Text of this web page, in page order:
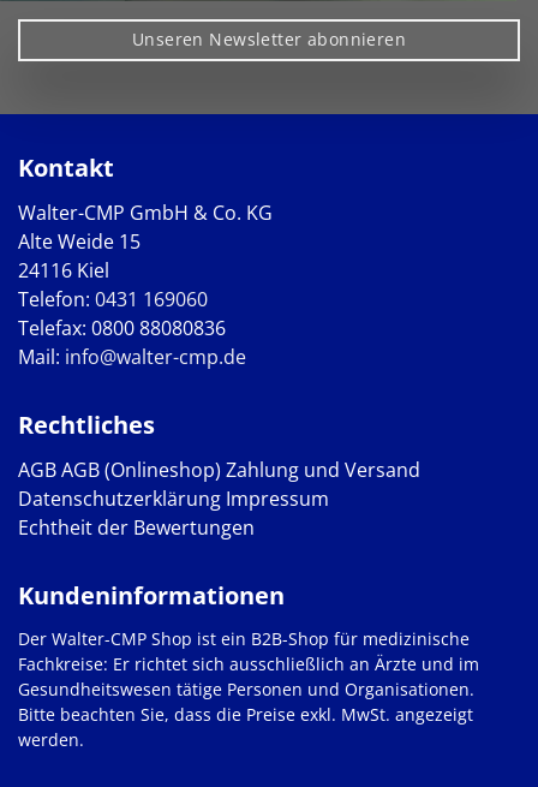
Unseren Newsletter abonnieren
Kontakt
Walter-CMP GmbH & Co. KG
Alte Weide 15
24116 Kiel
Telefon: 0431 169060
Telefax: 0800 88080836
Mail: info@walter-cmp.de
Rechtliches
AGBAGB (Onlineshop) Zahlung und Versand
Datenschutzerklärung Impressum
Echtheit der Bewertungen
Kundeninformationen
Der Walter-CMP Shop ist ein B2B-Shop für medizinische
Fachkreise: Er richtet sich ausschließlich an Ärzte und im
Gesundheitswesen tätige Personen und Organisationen.
Bitte beachten Sie, dass die Preise exkl. MwSt. angezeigt
werden.